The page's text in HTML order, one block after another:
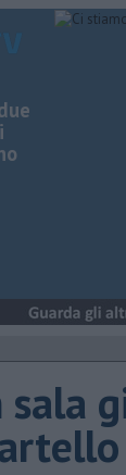
sala